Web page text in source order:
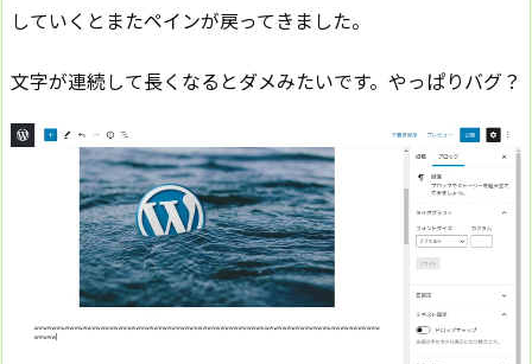
していくとまたペインが戻ってきました。
文字が連続して長くなるとダメみたいです。やっぱりバグ？